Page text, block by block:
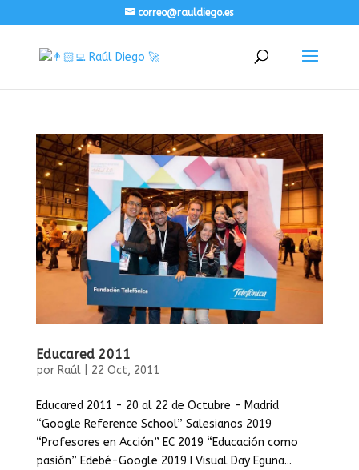
correo@rauldiego.es
Educared 2011
por Raúl| 22 Oct, 2011
Educared 2011 - 20 al 22 de Octubre - Madrid
“Google Reference School” Salesianos 2019
“Profesores en Acción” EC 2019 “Educación como
pasión” Edebé-Google 2019 I Visual Day Eguna...